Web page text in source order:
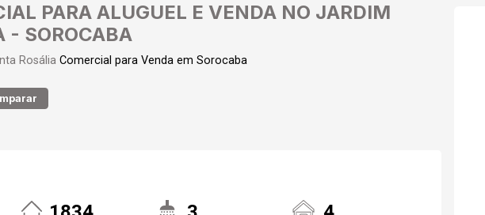
PARA ALUGUEL E VENDA NO JARDIM
- SOROCABA
Rosália Comercial para Venda em Sorocaba